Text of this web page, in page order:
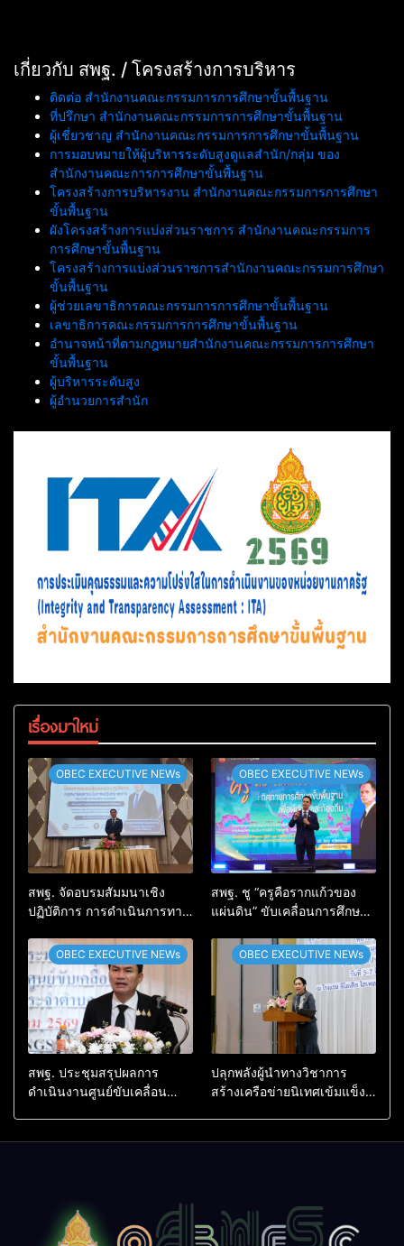
เกี่ยวกับ สพฐ. / โครงสร้างการบริหาร
ติดต่อ สำนักงานคณะกรรมการการศึกษาขั้นพื้นฐาน
ที่ปรึกษา สำนักงานคณะกรรมการการศึกษาขั้นพื้นฐาน
ผู้เชี่ยวชาญ สำนักงานคณะกรรมการการศึกษาขั้นพื้นฐาน
การมอบหมายให้ผู้บริหารระดับสูงดูแลสำนัก/กลุ่ม ของ
สำนักงานคณะการการศึกษาขั้นพื้นฐาน
โครงสร้างการบริหารงาน สำนักงานคณะกรรมการการศึกษา
ขั้นพื้นฐาน
ผังโครงสร้างการแบ่งส่วนราชการ สำนักงานคณะกรรมการ
การศึกษาขั้นพื้นฐาน
โครงสร้างการแบ่งส่วนราชการสำนักงานคณะกรรมการศึกษา
ขั้นพื้นฐาน
ผู้ช่วยเลขาธิการคณะกรรมการการศึกษาขั้นพื้นฐาน
เลขาธิการคณะกรรมการการศึกษาขั้นพื้นฐาน
อำนาจหน้าที่ตามกฎหมายสำนักงานคณะกรรมการการศึกษา
ขั้นพื้นฐาน
ผู้บริหารระดับสูง
ผู้อำนวยการสำนัก
เรื่องมาใหม่
OBEC EXECUTIVE NEWs
สพฐ. จัดอบรมสัมมนาเชิง
ปฏิบัติการ การดำเนินการทาง
อบรมผู้จะเป็นกรรมการ
สอบสวน (ตามหลักสูตร
ก.ค.ศ.)
OBEC EXECUTIVE NEWs
สพฐ. ชู “ครูคือรากแก้วของ
แผ่นดิน” ขับเคลื่อนการศึกษา
สร้างผู้เรียนเต็มศักยภาพ
OBEC EXECUTIVE NEWs
สพฐ. ประชุมสรุปผลการ
ดำเนินงานศูนย์ขับเคลื่อน
OBEC EXECUTIVE NEWs
ปลุกพลังผู้นำทางวิชาการ
สร้างเครือข่ายนิเทศเข้มแข็ง